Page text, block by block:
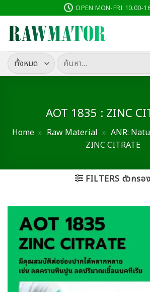
ไป
เนื้อหา
OPEN MON-FRI 10.00-
ค้นหา:
AOT 1835 : ZINC
Home » Raw Material » ANR:
ZINC CITRATE
FILTERS ตัวกรอง